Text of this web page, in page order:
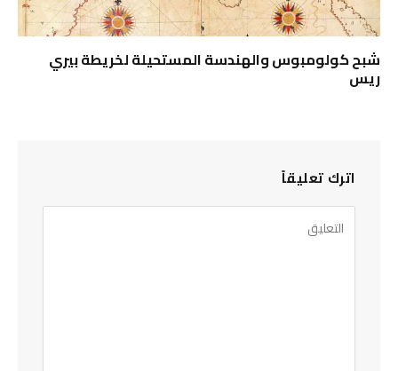
شبح كولومبوس والهندسة المستحيلة لخريطة بيري
ريس
اترك تعليقاً